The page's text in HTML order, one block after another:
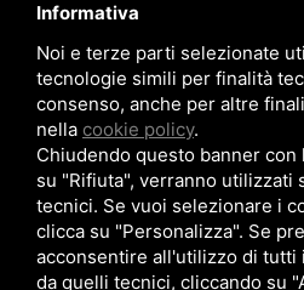
Informativa
Noi e terze parti selezionate
tecnologie simili per finalità
consenso, anche per altre
nella cookie policy.
Chiudendo questo banner
su "Rifiuta", verranno utilizzati
tecnici. Se vuoi selezionare i
clicca su "Personalizza". Se
acconsentire all'utilizzo di tutti
da quelli tecnici, cliccando su
Via Maestri del
zona
40138
Privacy Policy
© 2026 AIRUM SRL -